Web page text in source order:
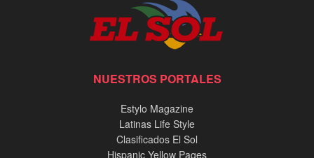
NUESTROS PORTALES
Estylo Magazine
Latinas Life Style
Clasificados El Sol
Hispanic Yellow Pages